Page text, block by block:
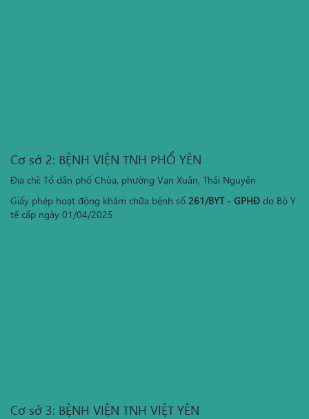
Cơ sở 2: BỆNH VIỆN TNH PHỔ YÊN
Địa chỉ: Tổ dân phố Chùa, phường Vạn Xuân, Thái Nguyên
Giấy phép hoạt động khám chữa bệnh số 261/BYT - GPHĐ do Bộ Y
tế cấp ngày 01/04/2025
Cơ sở 3: BỆNH VIỆN TNH VIỆT YÊN